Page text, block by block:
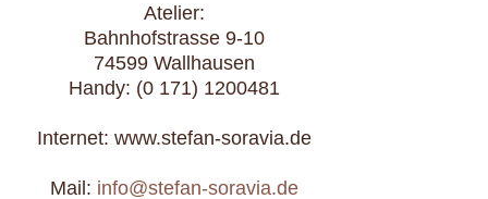
Atelier:
Bahnhofstrasse 9-10
74599 Wallhausen
Handy: (0 171) 1200481
Internet: www.stefan-soravia.de
Mail: info@stefan-soravia.de